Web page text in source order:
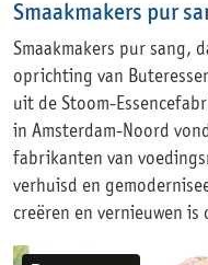
Smaakmakers pur
Smaakmakers pur sang,
oprichting van
uit de Stoom-
in Amsterdam-Noord
fabrikanten van
verhuisd en
creëren en vernieuwen is